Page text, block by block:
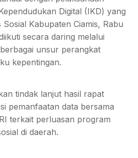
Digital (IKD) yang
Kabupaten Ciamis, Rabu
secara daring melalui
unsur perangkat
kepentingan.
tindak lanjut hasil rapat
pemanfaatan data bersama
terkait perluasan program
di daerah.